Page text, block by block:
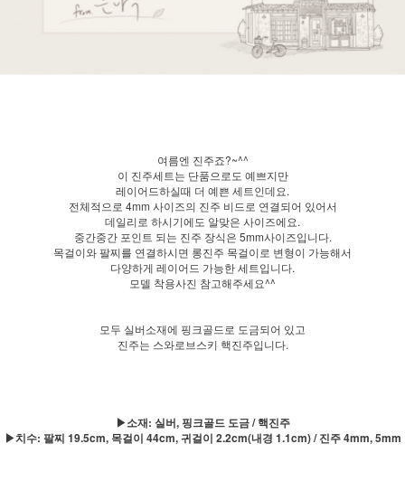
여름엔 진주죠?~^^
이 진주세트는 단품으로도 예쁘지만
레이어드하실때 더 예쁜 세트인데요.
전체적으로 4mm 사이즈의 진주 비드로 연결되어 있어서
데일리로 하시기에도 알맞은 사이즈에요.
중간중간 포인트 되는 진주 장식은 5mm사이즈입니다.
목걸이와 팔찌를 연결하시면 롱진주 목걸이로 변형이 가능해서
다양하게 레이어드 가능한 세트입니다.
모델 착용사진 참고해주세요^^
모두 실버소재에 핑크골드로 도금되어 있고
진주는 스와로브스키 핵진주입니다.
▶소재: 실버, 핑크골드 도금 / 핵진주
▶치수: 팔찌 19.5cm, 목걸이 44cm, 귀걸이 2.2cm(내경 1.1cm) / 진주 4mm, 5mm